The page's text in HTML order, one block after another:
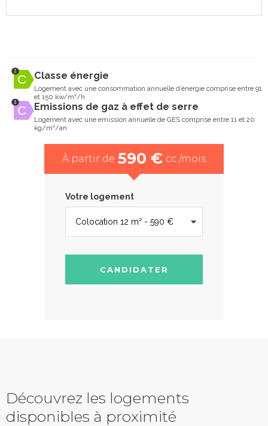
Classe énergie
Logement avec une consommation annuelle d’énergie comprise entre 91
et 150 kw/m²/h
Emissions de gaz à effet de serre
Logement avec une emission annuelle de GES comprise entre 11 et 20
kg/m²/an
À partir de 590 € cc /mois
Votre logement
CANDIDATER
Découvrez les logements
disponibles à proximité